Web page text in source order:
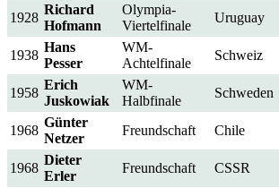
1928
Richard
Hofmann
Olympia-
Viertelfinale
Uruguay
1938
Hans
Pesser
WM-
Achtelfinale
Schweiz
1958
Erich
Juskowiak
WM-
Halbfinale
Schweden
1968
Günter
Netzer
Freundschaft Chile
1968
Dieter
Erler
Freundschaft CSSR